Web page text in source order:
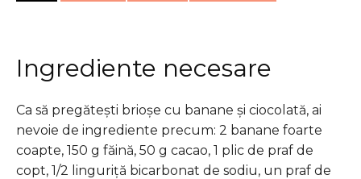
Ingrediente necesare
Ca să pregătești brioșe cu banane și ciocolată, ai
nevoie de ingrediente precum: 2 banane foarte
coapte, 150 g făină, 50 g cacao, 1 plic de praf de
copt, 1/2 linguriță bicarbonat de sodiu, un praf de